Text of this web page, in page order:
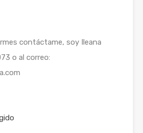
contáctame, soy Ileana
o al correo: